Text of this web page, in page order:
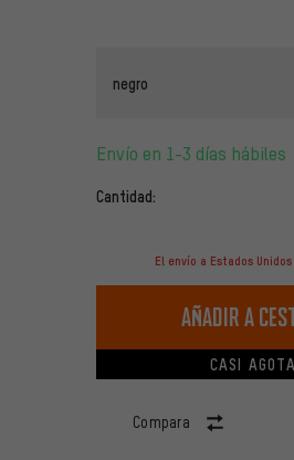
negro
Envío en 1-3 días hábiles
Cantidad:
El envío a Estados
Añadir a
CASI
Compara